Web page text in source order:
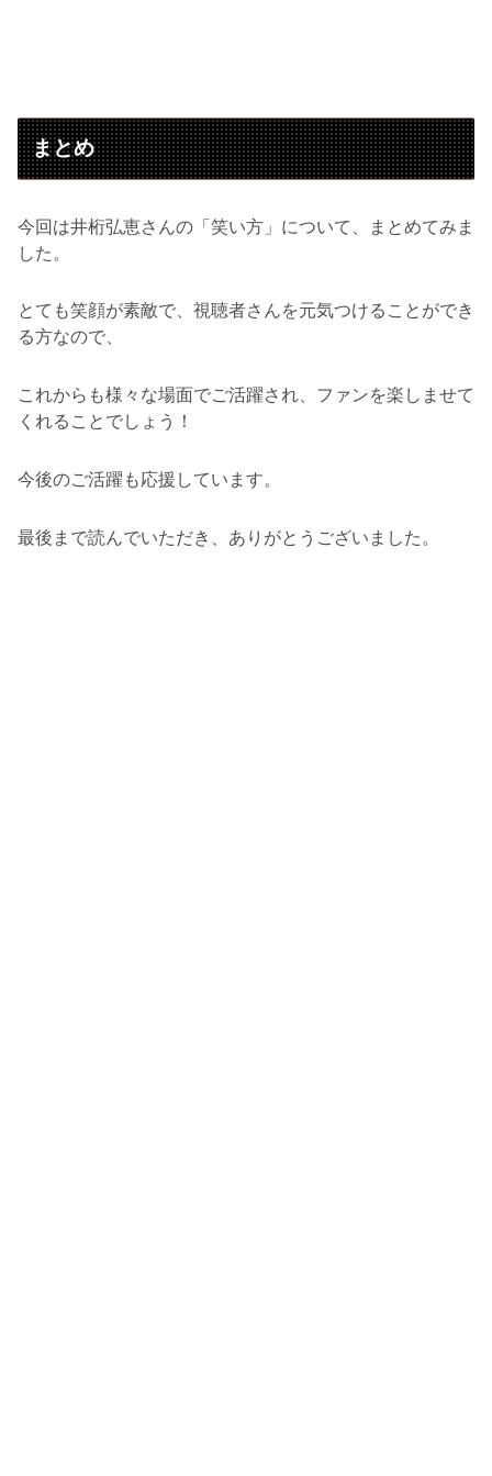
まとめ
今回は井桁弘恵さんの「笑い方」について、まとめてみま
した。
とても笑顔が素敵で、視聴者さんを元気つけることができ
る方なので、
これからも様々な場面でご活躍され、ファンを楽しませて
くれることでしょう！
今後のご活躍も応援しています。
最後まで読んでいただき、ありがとうございました。